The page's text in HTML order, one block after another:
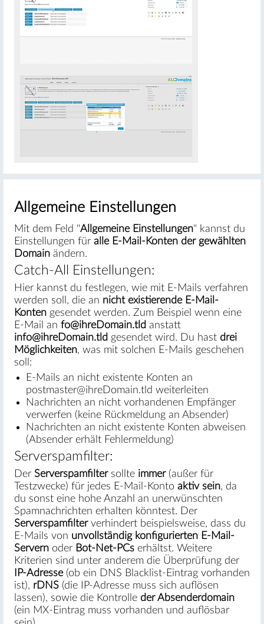
Allgemeine Einstellungen
Mit dem Feld "Allgemeine Einstellungen" kannst du
Einstellungen für alle E-Mail-Konten der gewählten
Domainändern.
Catch-All Einstellungen:
Hier kannst du festlegen, wie mit E-Mails verfahren
werden soll, die an nicht existierende E-Mail-
Kontengesendet werden. Zum Beispiel wenn eine
E-Mail an fo@ihreDomain.tld anstatt
info@ihreDomain.tld gesendet wird. Du hast drei
Möglichkeiten, was mit solchen E-Mails geschehen
soll:
E-Mails an nicht existente Konten an
postmaster@ihreDomain.tld weiterleiten
Nachrichten an nicht vorhandenen Empfänger
verwerfen (keine Rückmeldung an Absender)
Nachrichten an nicht existente Konten abweisen
(Absender erhält Fehlermeldung)
Serverspamfilter:
Der Serverspamfiltersollte immer(außer für
Testzwecke) für jedes E-Mail-Konto aktiv sein, da
du sonst eine hohe Anzahl an unerwünschten
Spamnachrichten erhalten könntest. Der
Serverspamfilterverhindert beispielsweise, dass du
E-Mails von unvollständig konfigurierten E-Mail-
Servernoder Bot-Net-PCserhältst. Weitere
Kriterien sind unter anderem die Überprüfung der
IP-Adresse(ob ein DNS Blacklist-Eintrag vorhanden
ist), rDNS(die IP-Adresse muss sich auflösen
lassen), sowie die Kontrolle der Absenderdomain
(ein MX-Eintrag muss vorhanden und auflösbar